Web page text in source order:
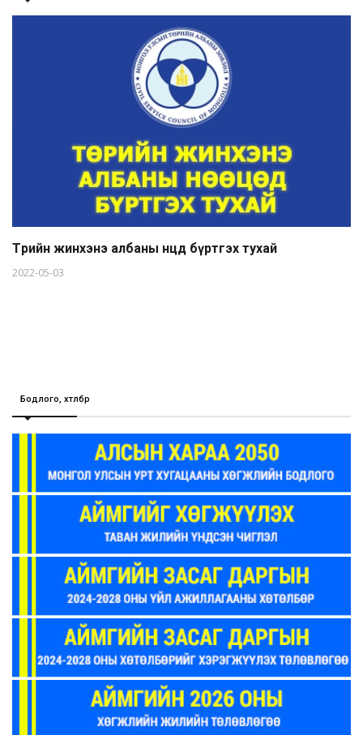
Төрийн жинхэнэ албаны нөөцөд бүртгэх тухай
2022-05-03
Бодлого, хөтөлбөр